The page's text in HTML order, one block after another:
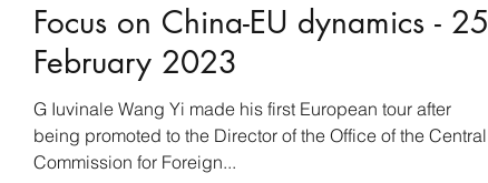
Focus on China-EU dynamics - 25
February 2023
G Iuvinale Wang Yi made his first European tour after
being promoted to the Director of the Office of the Central
Commission for Foreign...